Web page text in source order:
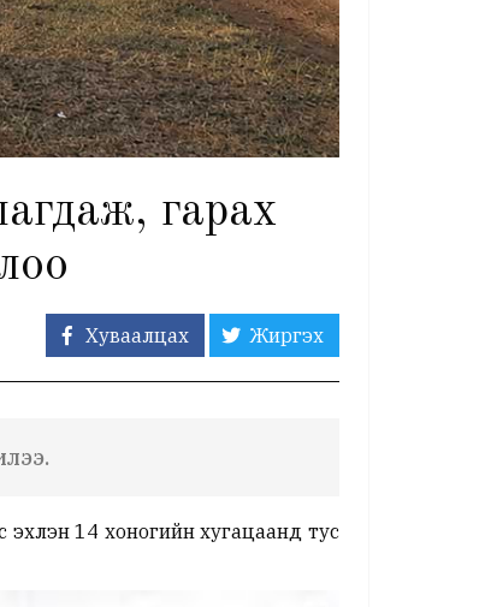
гарах
Хуваалцах Жиргэх
14 хоногийн хугацаанд тус